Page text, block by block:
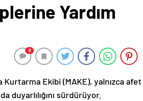
Yardım
0
Ekibi (MAKE), yalnızca afet
duyarlılığını sürdürüyor.